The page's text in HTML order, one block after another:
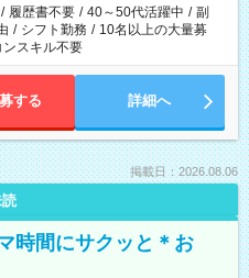
/ 履歴書不要 / 40～50代活躍中 / 副
/ シフト勤務 / 10名以上の大量募
ンスキル不要
する 詳細へ
掲載日：2026.08.06
時間にサクッと＊お